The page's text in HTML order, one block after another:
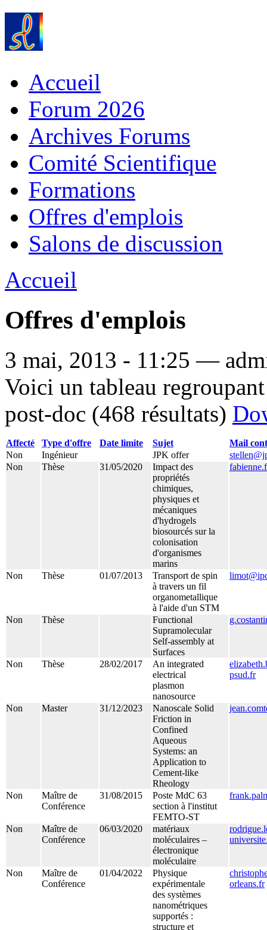
Accueil
Forum 2026
Archives Forums
Comité Scientifique
Formations
Offres d'emplois
Salons de discussion
Accueil
Offres d'emplois
3 mai, 2013 - 11:25 —
Voici un tableau
post-doc (468 résultats)
Affecté Type d'offre Date limite Sujet
Mail
Non
Ingénieur JPK offer
Non
Thèse 31/05/2020
Impact des
propriétés
chimiques,
physiques et
mécaniques
d'hydrogels
biosourcés sur la
colonisation
d'organismes
marins
Non Thèse 01/07/2013
Transport de spin
à travers un fil
organometallique
à l'aide d'un STM
Non Thèse
Functional
Supramolecular
Self-assembly at
Surfaces
Non Thèse 28/02/2017
An integrated
electrical
plasmon
nanosource
psud.fr
Non Master 31/12/2023
Nanoscale Solid
Friction in
Confined
Aqueous
Systems: an
Application to
Cement-like
Rheology
Non
Maître de
Conférence
31/08/2015
Poste MdC 63
section à l'institut
FEMTO-ST
Non
Maître de
Conférence
06/03/2020
matériaux
moléculaires –
électronique
moléculaire
Non
Maître de
Conférence
01/04/2022
Physique
expérimentale
des systèmes
nanométriques
supportés :
structure et
orleans.fr